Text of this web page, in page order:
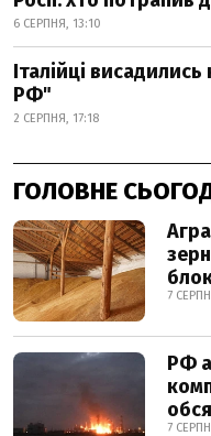
6 СЕРПНЯ, 13:10
Італійці
РФ"
2 СЕРПНЯ, 17:18
ГОЛОВНЕ
7
РФ
7